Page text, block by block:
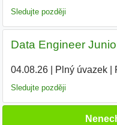
Sledujte později
Data Engineer
04.08.26| Plný úvazek|
Sledujte později